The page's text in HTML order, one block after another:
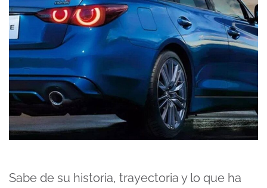
Sabe de su historia, trayectoria y lo que ha